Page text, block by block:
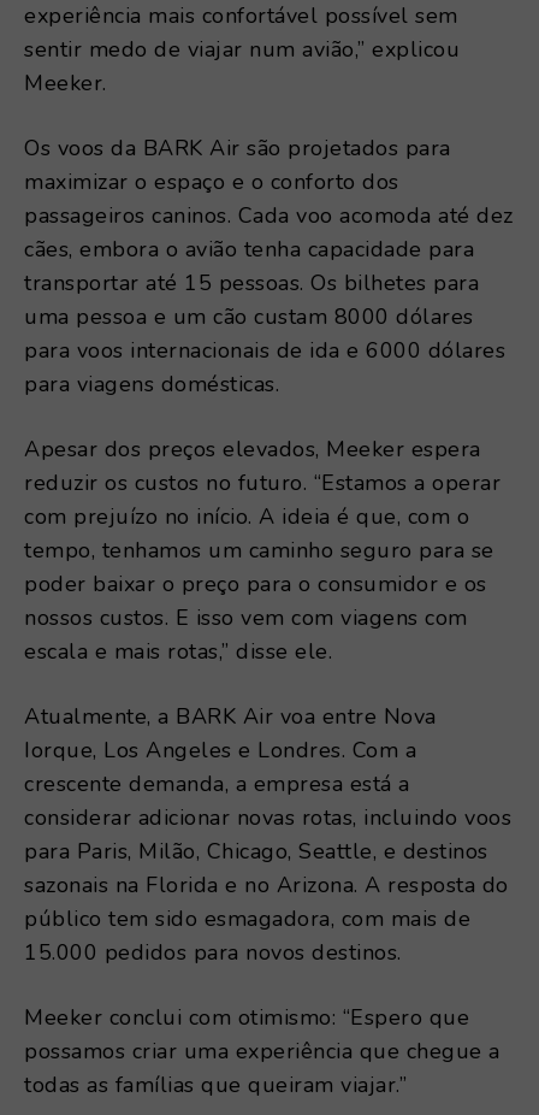
experiência mais confortável possível sem
sentir medo de viajar num avião,” explicou
Meeker.
Os voos da BARK Air são projetados para
maximizar o espaço e o conforto dos
passageiros caninos. Cada voo acomoda até dez
cães, embora o avião tenha capacidade para
transportar até 15 pessoas. Os bilhetes para
uma pessoa e um cão custam 8000 dólares
para voos internacionais de ida e 6000 dólares
para viagens domésticas.
Apesar dos preços elevados, Meeker espera
reduzir os custos no futuro. “Estamos a operar
com prejuízo no início. A ideia é que, com o
tempo, tenhamos um caminho seguro para se
poder baixar o preço para o consumidor e os
nossos custos. E isso vem com viagens com
escala e mais rotas,” disse ele.
Atualmente, a BARK Air voa entre Nova
Iorque, Los Angeles e Londres. Com a
crescente demanda, a empresa está a
considerar adicionar novas rotas, incluindo voos
para Paris, Milão, Chicago, Seattle, e destinos
sazonais na Florida e no Arizona. A resposta do
público tem sido esmagadora, com mais de
15.000 pedidos para novos destinos.
Meeker conclui com otimismo: “Espero que
possamos criar uma experiência que chegue a
todas as famílias que queiram viajar.”